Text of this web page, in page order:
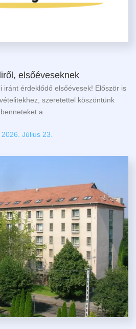
elsőéveseknek
iránt érdeklődő elsőévesek! Először is
szeretettel köszöntünk
benneteket a
2026. Július 23.